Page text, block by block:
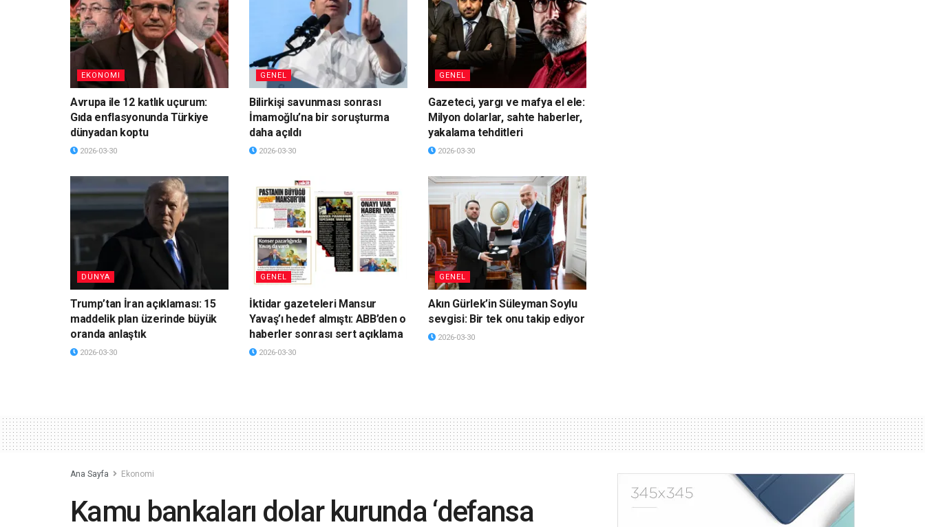
EKONOMI
Avrupa ile 12 katlık uçurum:
Gıda enflasyonunda Türkiye
dünyadan koptu
2026-03-30
GENEL
Bilirkişi savunması sonrası
İmamoğlu’na bir soruşturma
daha açıldı
2026-03-30
GENEL
Gazeteci, yargı ve mafya el ele:
Milyon dolarlar, sahte haberler,
yakalama tehditleri
2026-03-30
DÜNYA
Trump’tan İran açıklaması: 15
maddelik plan üzerinde büyük
oranda anlaştık
2026-03-30
GENEL
İktidar gazeteleri Mansur
Yavaş’ı hedef almıştı: ABB’den o
haberler sonrası sert açıklama
2026-03-30
GENEL
Akın Gürlek’in Süleyman Soylu
sevgisi: Bir tek onu takip ediyor
2026-03-30
Ana Sayfa Ekonomi
Kamu bankaları dolar kurunda ‘defansa